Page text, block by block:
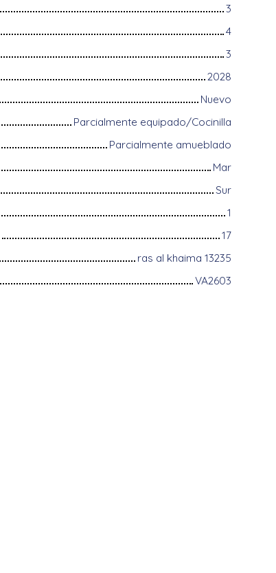
3
4
3
2028
Nuevo
Parcialmente equipado/Cocinilla
Parcialmente amueblado
Mar
Sur
1
17
ras al khaima 13235
VA2603